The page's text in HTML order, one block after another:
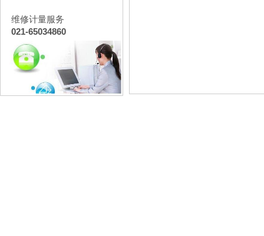
维修计量服务
021-65034860